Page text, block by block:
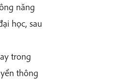
năng
học, sau
trong
thông